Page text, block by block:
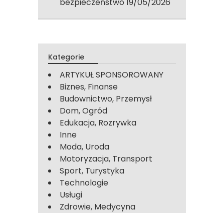
Kategorie
ARTYKUŁ SPONSOROWANY
Biznes, Finanse
Budownictwo, Przemysł
Dom, Ogród
Edukacja, Rozrywka
Inne
Moda, Uroda
Motoryzacja, Transport
Sport, Turystyka
Technologie
Usługi
Zdrowie, Medycyna